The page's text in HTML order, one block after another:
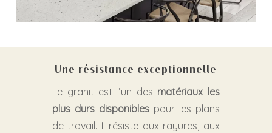
Une résistance exceptionnelle
Le granit est l’un des matériaux les
plus durs disponibles pour les plans
de travail. Il résiste aux rayures, aux